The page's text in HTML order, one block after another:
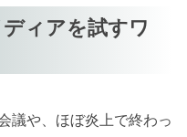
ィアを試すワ
議や、ほぼ炎上で終わっ